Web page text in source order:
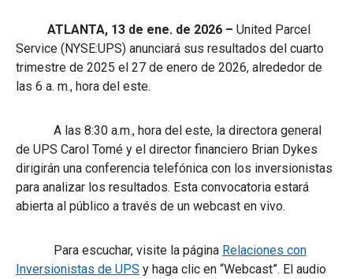
ATLANTA, 13 de ene. de 2026 – United Parcel
Service (NYSE:UPS) anunciará sus resultados del cuarto
trimestre de 2025 el 27 de enero de 2026, alrededor de
las 6 a. m., hora del este.
A las 8:30 a.m., hora del este, la directora general
de UPS Carol Tomé y el director financiero Brian Dykes
dirigirán una conferencia telefónica con los inversionistas
para analizar los resultados. Esta convocatoria estará
abierta al público a través de un webcast en vivo.
Para escuchar, visite la página Relaciones con
Inversionistas de UPS y haga clic en “Webcast”. El audio